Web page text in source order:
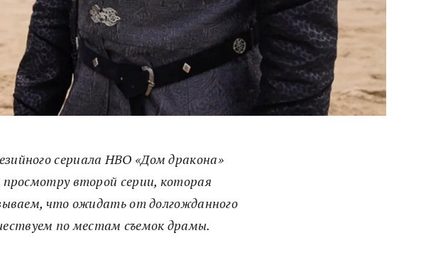
сериала HBO «Дом дракона»
просмотру второй серии, которая
что ожидать от долгожданного
по местам съемок драмы.